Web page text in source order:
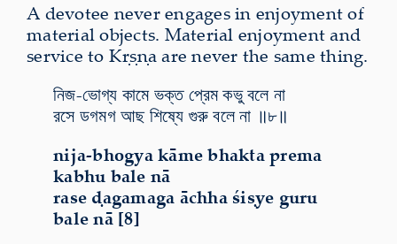
A devotee never engages in enjoyment of
material objects. Material enjoyment and
service to Kṛṣṇa are never the same thing.
নিজ-ভোগ্য কামে ভক্ত প্রেম কভু বলে না
রসে ডগমগ আছ শিষ্যে গুরু বলে না ॥৮॥
nija-bhogya kāme bhakta prema
kabhu bale nā
rase ḍagamaga āchha śiṣye guru
bale nā [8]